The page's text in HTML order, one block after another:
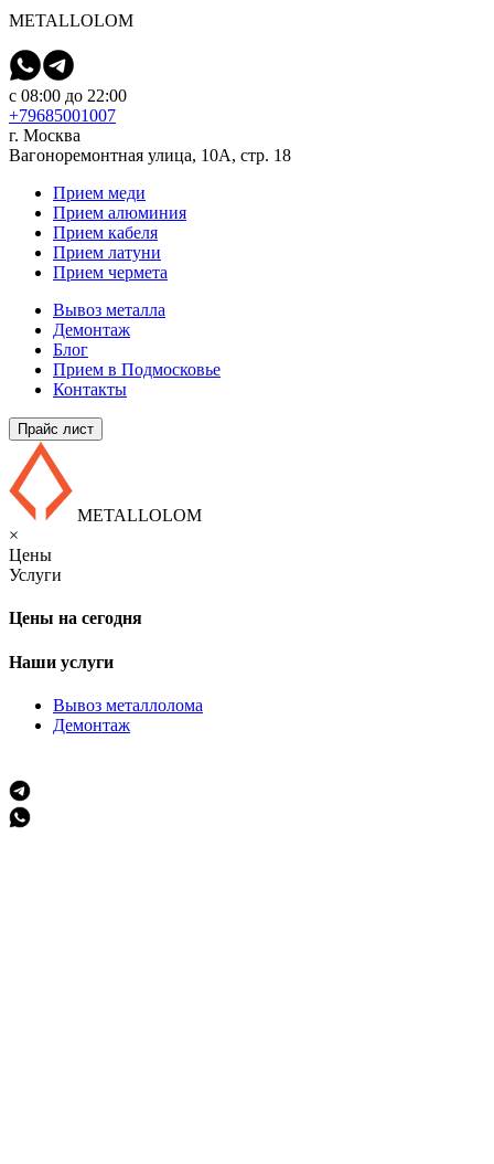
METALLOLOM
с 08:00 до 22:00
+79685001007
г. Москва
Вагоноремонтная улица, 10А, стр. 18
Прием меди
Прием алюминия
Прием кабеля
Прием латуни
Прием чермета
Вывоз металла
Демонтаж
Блог
Прием в Подмосковье
Контакты
Прайс лист
METALLOLOM
×
Цены
Услуги
Цены на сегодня
Наши услуги
Вывоз металлолома
Демонтаж